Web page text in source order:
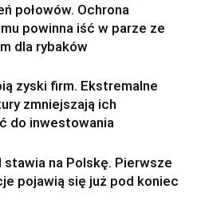
połowów. Ochrona
powinna iść w parze ze
dla rybaków
zyski firm. Ekstremalne
zmniejszają ich
do inwestowania
stawia na Polskę. Pierwsze
pojawią się już pod koniec